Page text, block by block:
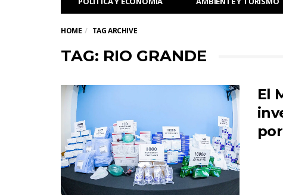
HOME TAG ARCHIVE
TAG: RIO GRANDE
El